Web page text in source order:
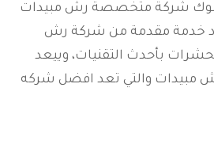
شركة متخصصة رش مبيدات
خدمة مقدمة من شركة رش
بأحدث التقنيات، وييعد
مبيدات والتي تعد افضل شركه